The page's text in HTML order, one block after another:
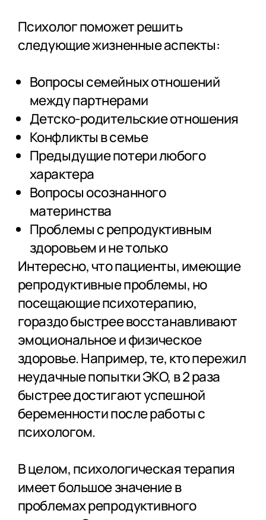
Психолог поможет решить
следующие жизненные аспекты:
Вопросы семейных отношений
между партнерами
Детско-родительские отношения
Конфликты в семье
Предыдущие потери любого
характера
Вопросы осознанного
материнства
Проблемы с репродуктивным
здоровьем и не только
Интересно, что пациенты, имеющие
репродуктивные проблемы, но
посещающие психотерапию,
гораздо быстрее восстанавливают
эмоциональное и физическое
здоровье. Например, те, кто пережил
неудачные попытки ЭКО, в 2 раза
быстрее достигают успешной
беременности после работы с
психологом.
В целом, психологическая терапия
имеет большое значение в
проблемах репродуктивного